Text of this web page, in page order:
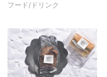
フード/ドリンク